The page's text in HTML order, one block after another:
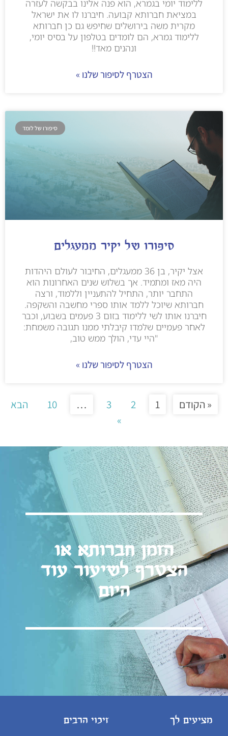
ללימוד יומי בגמרא, הוא פנה אלינו בבקשה לעזרה
במציאת חברותא קבועה. חיברנו לו את ישראל
מקרית משה בירושלים שחיפש גם כן חברותא
ללימוד גמרא, הם לומדים בטלפון על בסיס יומי,
ונהנים מאד!!
הצטרף לסיפור שלנו »
סיפורו של לומד
סיפורו של יקיר ממעגלים
אצל יקיר, בן 36 ממעגלים, החיבור לעולם היהדות
היה מאז ומתמיד. אך בשלוש שנים האחרונות הוא
התחבר יותר, התחיל להתעניין וללמוד, ורצה
חברותא שיוכל ללמד אותו ספרי מחשבה והשקפה.
חיברנו אותו לשי ללימוד בזום 3 פעמים בשבוע, וכבר
לאחר פעמיים שלמדו קיבלתי ממנו תגובה משמחת:
"היי עדי, הולך ממש טוב,
הצטרף לסיפור שלנו »
« הקודם 1
2
3
…
10
הבא
»
הזמן חברותא או
הצטרף לשיעור עוד
היום
מציעים לך זיכוי הרבים